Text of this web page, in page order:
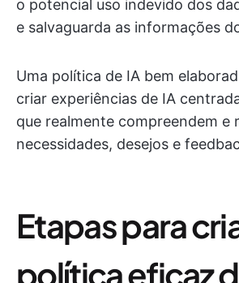
o potencial uso indevido dos
e salvaguarda as informações
Uma política de IA bem
criar experiências de IA
que realmente compreendem e
necessidades, desejos e
Etapas para
política eficaz